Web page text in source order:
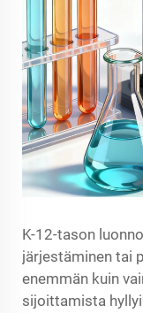
K-12-tason
järjestäminen tai
enemmän kuin
sijoittamista